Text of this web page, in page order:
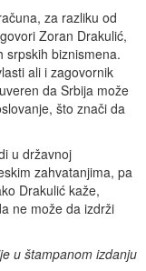
za razliku od
Zoran Drakulić,
srpskih biznismena.
ali i zagovornik
da Srbija može
što znači da
u državnoj
zahvatanjima, pa
Drakulić kaže,
ne može da izdrži
u štampanom izdanju